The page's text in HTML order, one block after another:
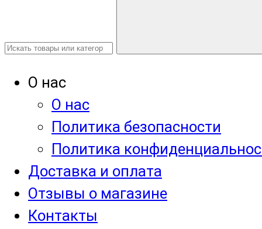
О нас
О нас
Политика безопасности
Политика
Доставка и оплата
Отзывы о магазине
Контакты